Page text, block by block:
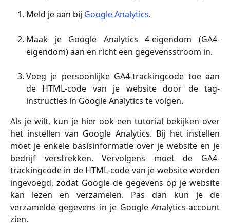
Meld je aan bij Google Analytics.
Maak je Google Analytics 4-eigendom (GA4-
eigendom) aan en richt een gegevensstroom in.
Voeg je persoonlijke GA4-trackingcode toe aan
de HTML-code van je website door de tag-
instructies in Google Analytics te volgen.
Als je wilt, kun je hier ook een tutorial bekijken over
het instellen van Google Analytics. Bij het instellen
moet je enkele basisinformatie over je website en je
bedrijf verstrekken. Vervolgens moet de GA4-
trackingcode in de HTML-code van je website worden
ingevoegd, zodat Google de gegevens op je website
kan lezen en verzamelen. Pas dan kun je de
verzamelde gegevens in je Google Analytics-account
zien.